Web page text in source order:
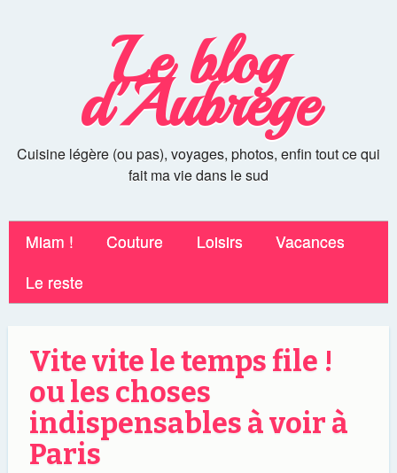
Le blog
d'Aubrege
Cuisine légère (ou pas), voyages, photos, enfin tout ce qui
fait ma vie dans le sud
Miam ! Couture Loisirs
Vacances
Le reste
Vite vite le temps file !
ou les choses
indispensables à voir à
Paris